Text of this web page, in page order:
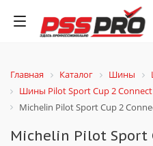
Главная Каталог Шины
Шины Pilot Sport Cup 2 Connect
Michelin Pilot Sport Cup 2
Michelin Pilot Sport